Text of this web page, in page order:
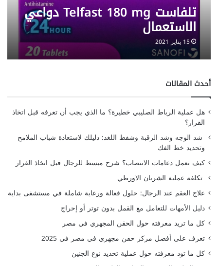
تلفاست Telfast 180 mg دواعي
الاستعمال
15 يناير 2021
أحدث المقالات
هل عملية الرباط الصليبي خطيرة؟ ما الذي يجب أن تعرفه قبل اتخاذ
القرار؟
شد الوجه وشد الرقبة وشفط اللغد: دليلك لاستعادة شباب الملامح
وتحديد خط الفك
كيف تعمل دعامات الانتصاب؟ شرح مبسط للرجال قبل اتخاذ القرار
تكلفة عملية الشريان الاورطي
علاج العقم عند الرجال: حلول فعالة ورعاية شاملة في مستشفى بداية
دليل الأمهات للتعامل مع القمل بدون توتر أو إحراج
كل ما تريد معرفته حول الحقن المجهري في مصر
تعرف على أفضل مركز حقن مجهري في مصر في 2025
كل ما تود معرفته حول عملية تحديد نوع الجنين